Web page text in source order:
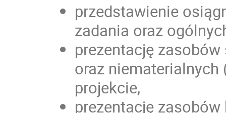
przedstawienie
zadania oraz
prezentację
oraz
projekcie,
prezentację